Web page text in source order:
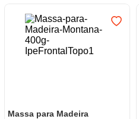
Massa para Madeira